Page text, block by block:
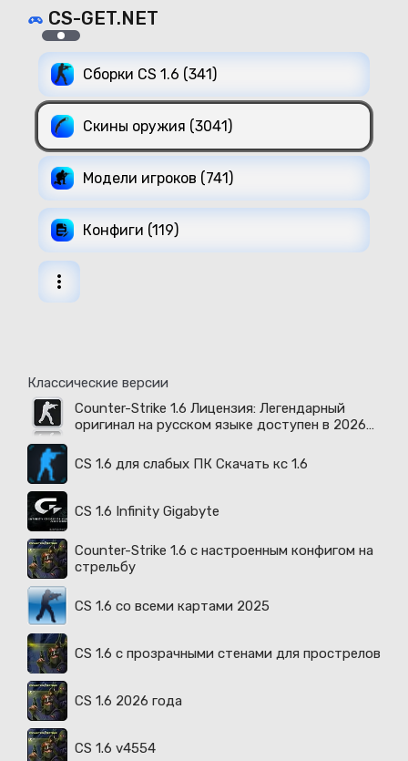
CS-GET.NET
Сборки CS 1.6 (341)
Скины оружия (3041)
Модели игроков (741)
Конфиги (119)
Классические версии
Counter-Strike 1.6 Лицензия: Легендарный
оригинал на русском языке доступен в 2026
CS 1.6 для слабых ПК Скачать кс 1.6
CS 1.6 Infinity Gigabyte
Counter-Strike 1.6 с настроенным конфигом на
стрельбу
CS 1.6 со всеми картами 2025
CS 1.6 с прозрачными стенами для прострелов
CS 1.6 2026 года
CS 1.6 v4554